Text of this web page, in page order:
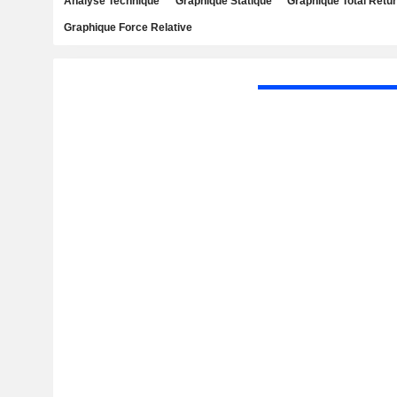
Graphique Force Relative